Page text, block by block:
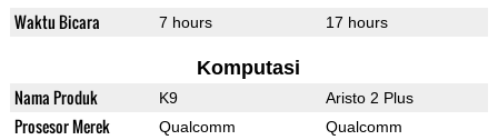
Waktu Bicara 7 hours 17 hours
Komputasi
Nama Produk K9 Aristo 2 Plus
Prosesor Merek Qualcomm Qualcomm